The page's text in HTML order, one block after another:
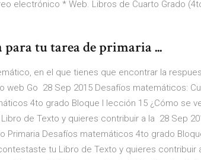
electrónico * Web. Libros de Cuarto Grado
para tu tarea de primaria ...
en el que tienes que encontrar la
web Go 28 Sep 2015 Desafíos matemáticos:
4to grado Bloque I lección 15 ¿Cómo se
de Texto y quieres contribuir a la 28 Sep
Primaria Desafíos matemáticos 4to grado
tu Libro de Texto y quieres contribuir